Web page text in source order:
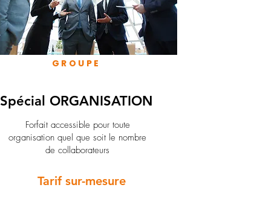
GROUPE
Spécial ORGANISATION
Forfait accessible pour toute
organisation quel que soit le nombre
de collaborateurs
Tarif sur-mesure